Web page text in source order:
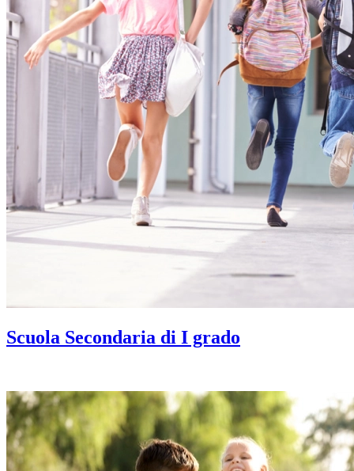
Scuola Secondaria di I grado